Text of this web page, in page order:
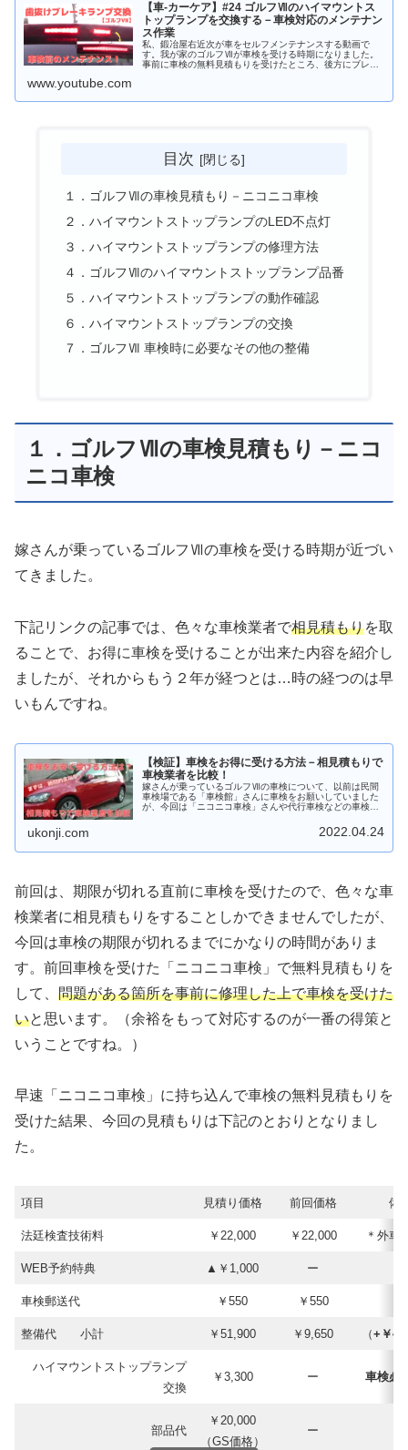
【車-カーケア】#24 ゴルフⅦのハイマウントス
トップランプを交換する－車検対応のメンテナン
ス作業
私、鍛冶屋右近次が車をセルフメンテナンスする動画で
す。我が家のゴルフⅦが車検を受ける時期になりました。
事前に車検の無料見積もりを受けたところ、後方にブレー
www.youtube.com
目次
１．ゴルフⅦの車検見積もり－ニコニコ車検
２．ハイマウントストップランプのLED不点灯
３．ハイマウントストップランプの修理方法
４．ゴルフⅦのハイマウントストップランプ品番
５．ハイマウントストップランプの動作確認
６．ハイマウントストップランプの交換
７．ゴルフⅦ 車検時に必要なその他の整備
１．ゴルフⅦの車検見積もり－ニコ
ニコ車検
嫁さんが乗っているゴルフⅦの車検を受ける時期が近づい
てきました。
下記リンクの記事では、色々な車検業者で相見積もりを取
ることで、お得に車検を受けることが出来た内容を紹介し
ましたが、それからもう２年が経つとは…時の経つのは早
いもんですね。
【検証】車検をお得に受ける方法－相見積もりで
車検業者を比較！
嫁さんが乗っているゴルフⅦの車検について、以前は民間
車検場である「車検館」さんに車検をお願いしていました
が、今回は「ニコニコ車検」さんや代行車検などの車検業
ukonji.com 2022.04.24
前回は、期限が切れる直前に車検を受けたので、色々な車
検業者に相見積もりをすることしかできませんでしたが、
今回は車検の期限が切れるまでにかなりの時間がありま
す。前回車検を受けた「ニコニコ車検」で無料見積もりを
して、 問題がある箇所を事前に修理した上で車検を受けた
いと思います。（余裕をもって対応するのが一番の得策と
いうことですね。）
早速「ニコニコ車検」に持ち込んで車検の無料見積もりを
受けた結果、今回の見積もりは下記のとおりとなりまし
た。
項目 見積り価格 前回価格 備
法廷検査技術料 ￥22,000 ￥22,000 ＊外車
WEB予約特典 ▲￥1,000 ー
車検郵送代 ￥550 ￥550
整備代 小計 ￥51,900 ￥9,650 （+￥
ハイマウントストップランプ
交換
￥3,300 ー 車検必
部品代
￥20,000
（GS価格）
ー